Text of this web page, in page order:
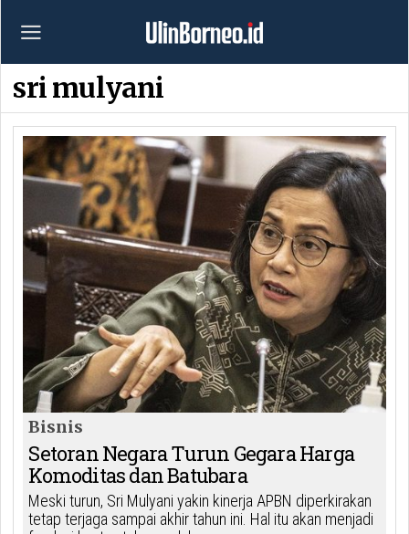
sri mulyani
Bisnis
Setoran Negara Turun Gegara Harga
Komoditas dan Batubara
Meski turun, Sri Mulyani yakin kinerja APBN diperkirakan
tetap terjaga sampai akhir tahun ini. Hal itu akan menjadi